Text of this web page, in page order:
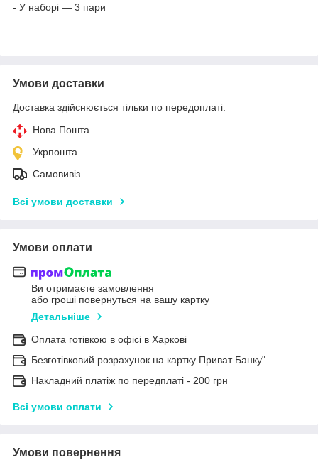
- У наборі — 3 пари
Умови доставки
Доставка здійснюється тільки по передоплаті.
Нова Пошта
Укрпошта
Самовивіз
Всі умови доставки
Умови оплати
Ви отримаєте замовлення
або гроші повернуться на вашу картку
Детальніше
Оплата готівкою в офісі в Харкові
Безготівковий розрахунок на картку Приват Банку"
Накладний платіж по передплаті - 200 грн
Всі умови оплати
Умови повернення